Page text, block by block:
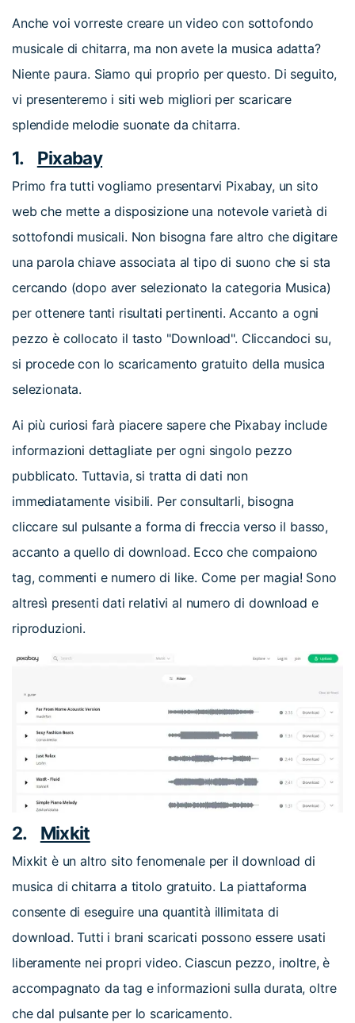
Anche voi vorreste creare un video con sottofondo
musicale di chitarra, ma non avete la musica adatta?
Niente paura. Siamo qui proprio per questo. Di seguito,
vi presenteremo i siti web migliori per scaricare
splendide melodie suonate da chitarra.
1. Pixabay
Primo fra tutti vogliamo presentarvi Pixabay, un sito
web che mette a disposizione una notevole varietà di
sottofondi musicali. Non bisogna fare altro che digitare
una parola chiave associata al tipo di suono che si sta
cercando (dopo aver selezionato la categoria Musica)
per ottenere tanti risultati pertinenti. Accanto a ogni
pezzo è collocato il tasto "Download". Cliccandoci su,
si procede con lo scaricamento gratuito della musica
selezionata.
Ai più curiosi farà piacere sapere che Pixabay include
informazioni dettagliate per ogni singolo pezzo
pubblicato. Tuttavia, si tratta di dati non
immediatamente visibili. Per consultarli, bisogna
cliccare sul pulsante a forma di freccia verso il basso,
accanto a quello di download. Ecco che compaiono
tag, commenti e numero di like. Come per magia! Sono
altresì presenti dati relativi al numero di download e
riproduzioni.
2. Mixkit
Mixkit è un altro sito fenomenale per il download di
musica di chitarra a titolo gratuito. La piattaforma
consente di eseguire una quantità illimitata di
download. Tutti i brani scaricati possono essere usati
liberamente nei propri video. Ciascun pezzo, inoltre, è
accompagnato da tag e informazioni sulla durata, oltre
che dal pulsante per lo scaricamento.